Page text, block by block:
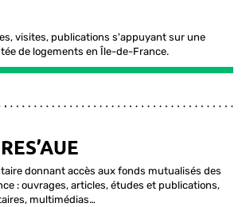
visites, publications s'appuyant sur une
de logements en Île-de-France.
RES’AUE
donnant accès aux fonds mutualisés des
: ouvrages, articles, études et publications,
multimédias…